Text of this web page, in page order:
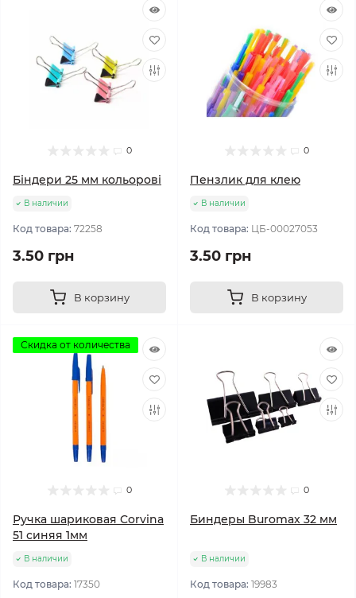
0
Біндери 25 мм кольорові
В наличии
Код товара: 72258
3.50 грн
В корзину
0
Пензлик для клею
В наличии
Код товара: ЦБ-00027053
3.50 грн
В корзину
Скидка от количества
0
Ручка шариковая Corvina
51 синяя 1мм
В наличии
Код товара: 17350
0
Биндеры Buromax 32 мм
В наличии
Код товара: 19983